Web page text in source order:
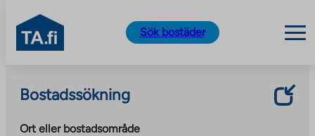
TA.fi
Sök bostäder
Bostadssökning
Ort eller bostadsområde